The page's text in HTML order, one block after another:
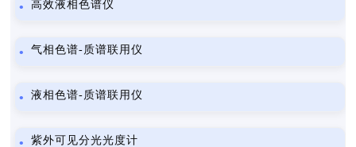
高效液相色谱仪
气相色谱-质谱联用仪
液相色谱-质谱联用仪
紫外可见分光光度计